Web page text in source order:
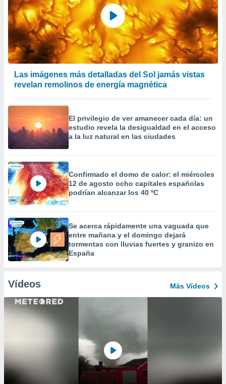
Las imágenes más detalladas del Sol jamás vistas
revelan remolinos de energía magnética
El privilegio de ver amanecer cada día: un
estudio revela la desigualdad en el acceso
a la luz natural en las ciudades
Confirmado el domo de calor: el miércoles
12 de agosto ocho capitales españolas
podrían alcanzar los 40 ºC
Se acerca rápidamente una vaguada que
entre mañana y el domingo dejará
tormentas con lluvias fuertes y granizo en
España
Vídeos Más Vídeos